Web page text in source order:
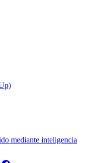
mediante inteligencia